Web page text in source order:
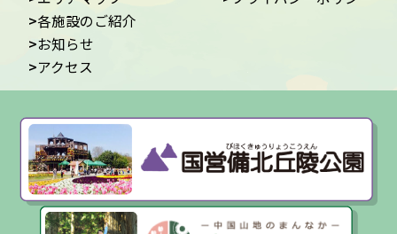
各施設のご紹介
お知らせ
アクセス